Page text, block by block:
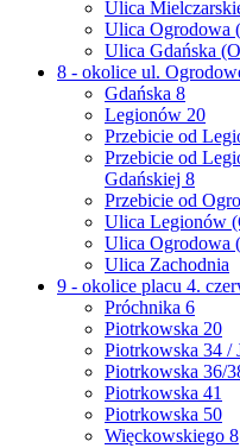
Ulica
Ulica Ogrodowa
Ulica Gdańska
8 - okolice ul.
Gdańska 8
Legionów 20
Przebicie od
Przebicie od
Gdańskiej 8
Przebicie od
Ulica Legionów
Ulica Ogrodowa
Ulica Zachodnia
9 - okolice placu 4.
Próchnika 6
Piotrkowska 20
Piotrkowska 34 /
Piotrkowska 36/
Piotrkowska 41
Piotrkowska 50
Więckowskiego 8